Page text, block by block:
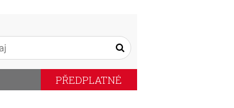
PŘEDPLATNÉ